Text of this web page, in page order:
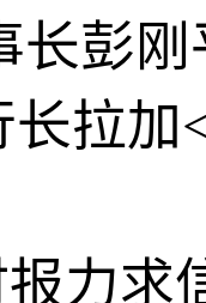
长彭
长拉
力求